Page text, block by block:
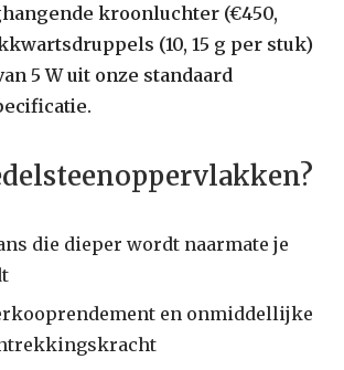
kroonluchter (€450,
(10, 15 g per stuk)
5 W uit onze standaard
die dieper wordt naarmate je
en onmiddellijke